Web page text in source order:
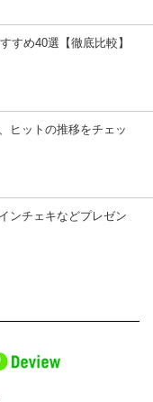
すめ40選【徹底比較】
ヒットの推移をチェッ
ンチェキなどプレゼン